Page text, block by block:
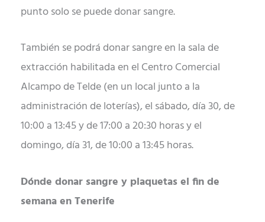
punto solo se puede donar sangre.
También se podrá donar sangre en la sala de
extracción habilitada en el Centro Comercial
Alcampo de Telde (en un local junto a la
administración de loterías), el sábado, día 30, de
10:00 a 13:45 y de 17:00 a 20:30 horas y el
domingo, día 31, de 10:00 a 13:45 horas.
Dónde donar sangre y plaquetas el fin de
semana en Tenerife